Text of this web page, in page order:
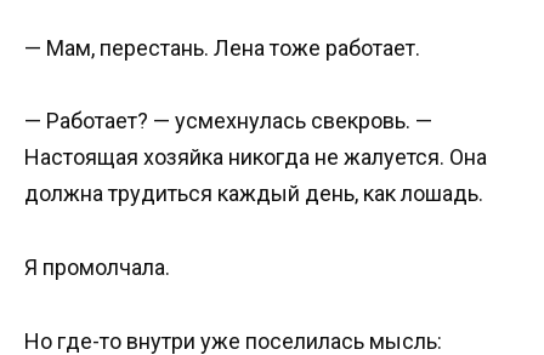
— Мам, перестань. Лена тоже работает.
— Работает? — усмехнулась свекровь. —
Настоящая хозяйка никогда не жалуется. Она
должна трудиться каждый день, как лошадь.
Я промолчала.
Но где-то внутри уже поселилась мысль: